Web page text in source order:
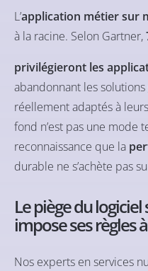
L’application métier sur
à la racine. Selon Gartner,
privilégieront les
abandonnant les
réellement adaptés à
fond n’est pas une mode
reconnaissance que la
durable ne s’achète pas
Le piège du
impose ses règles
Nos experts en services